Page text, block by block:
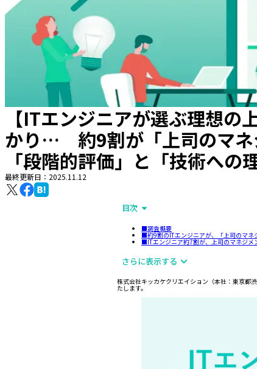
【ITエンジニアが選ぶ理想
かり… 約9割が「上司のマネ
「段階的評価」と「技術への
最終更新日： 2025.11.12
目次
■調査概要
■約9割のITエンジニアが、「上司のマネ
■ITエンジニア約7割が、上司のマネジメ
さらに表示する
株式会社キッカケクリエイション（本社：東京都
たします。